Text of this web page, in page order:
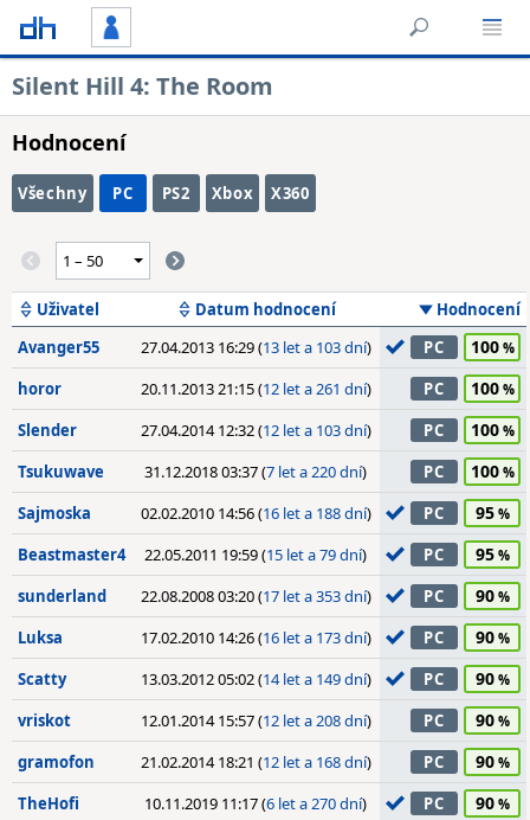
Silent Hill 4: The Room
Hodnocení
Všechny PC PS2 Xbox X360
Uživatel Datum hodnocení
Hodnocení
Avanger55
27.04.2013 16:29 (13 let a 103 dní) PC 100
horor 20.11.2013 21:15 (12 let a 261 dní) PC 100
Slender 27.04.2014 12:32 (12 let a 103 dní) PC 100
Tsukuwave 31.12.2018 03:37 (7 let a 220 dní) PC 100
Sajmoska 02.02.2010 14:56 (16 let a 188 dní) PC 95
Beastmaster4 22.05.2011 19:59 (15 let a 79 dní) PC 95
sunderland 22.08.2008 03:20 (17 let a 353 dní) PC 90
Luksa 17.02.2010 14:26 (16 let a 173 dní) PC 90
Scatty 13.03.2012 05:02 (14 let a 149 dní) PC 90
vriskot 12.01.2014 15:57 (12 let a 208 dní) PC 90
gramofon 21.02.2014 18:21 (12 let a 168 dní) PC 90
TheHofi 10.11.2019 11:17 (6 let a 270 dní) PC 90